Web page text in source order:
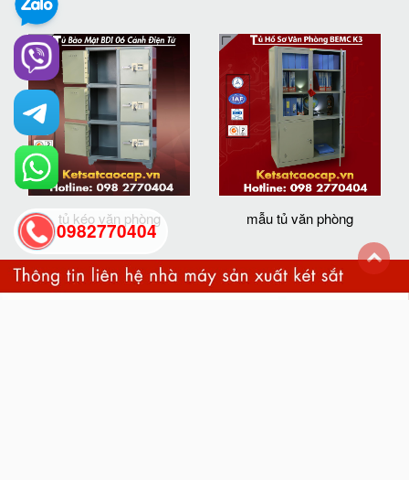
tủ kéo văn phòng mẫu tủ văn phòng
0982770404
back